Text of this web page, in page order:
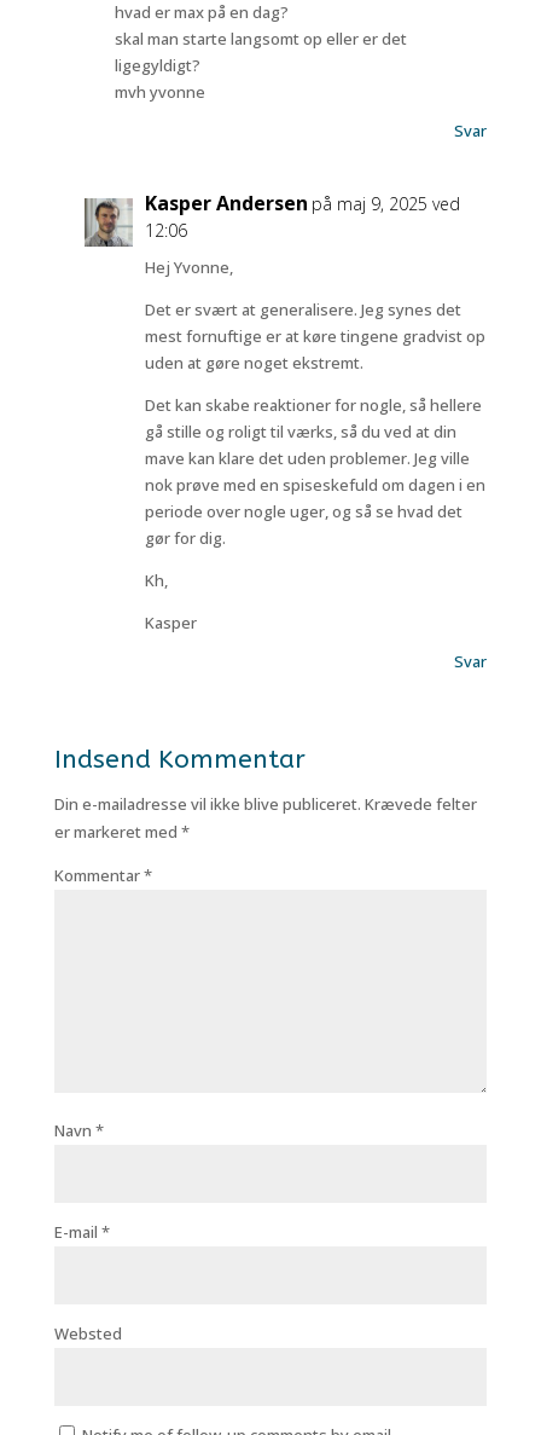
hvad er max på en dag?
skal man starte langsomt op eller er det
ligegyldigt?
mvh yvonne
Svar
Kasper Andersen på maj 9, 2025 ved
12:06
Hej Yvonne,
Det er svært at generalisere. Jeg synes det
mest fornuftige er at køre tingene gradvist op
uden at gøre noget ekstremt.
Det kan skabe reaktioner for nogle, så hellere
gå stille og roligt til værks, så du ved at din
mave kan klare det uden problemer. Jeg ville
nok prøve med en spiseskefuld om dagen i en
periode over nogle uger, og så se hvad det
gør for dig.
Kh,
Kasper
Svar
Indsend Kommentar
Din e-mailadresse vil ikke blive publiceret. Krævede felter
er markeret med *
Kommentar*
Navn *
E-mail *
Websted